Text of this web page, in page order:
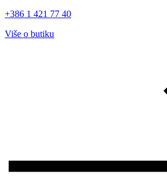
+386 1 421 77 40
Više o butiku